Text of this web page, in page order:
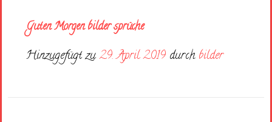
Guten Morgen bilder sprüche
Hinzugefügt zu29. April 2019 durch bilder